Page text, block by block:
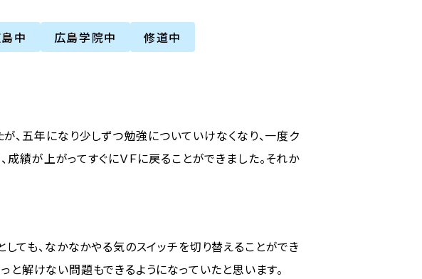
中 広島学院中
修道中
、五年になり少しずつ勉強についていけなくなり、一度ク
績が上がってすぐにＶＦに戻ることができました。それか
ても、なかなかやる気のスイッチを切り替えることができ
と解けない問題もできるようになっていたと思います。